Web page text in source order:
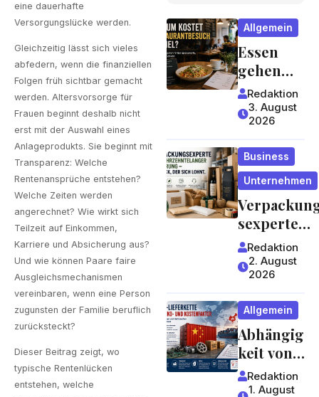
eine dauerhafte
Versorgungslücke werden.
Gleichzeitig lässt sich vieles
abfedern, wenn die finanziellen
Folgen früh sichtbar gemacht
werden. Altersvorsorge für
Frauen beginnt deshalb nicht
erst mit der Auswahl eines
Anlageprodukts. Sie beginnt mit
Transparenz: Welche
Rentenansprüche entstehen?
Welche Zeiten werden
angerechnet? Wie wirkt sich
Teilzeit auf Einkommen,
Karriere und Absicherung aus?
Und wie können Paare faire
Ausgleichsmechanismen
vereinbaren, wenn eine Person
zugunsten der Familie beruflich
zurücksteckt?
Dieser Beitrag zeigt, wo
typische Rentenlücken
entstehen, welche
ng und
Zeitplan
achten
sollten
Allgemein
Essen
gehen
wird zum
Luxus?
Wie
Gastrono
miepreis
e
entstehe
n und
worauf
Gäste
achten
Redaktion
3. August
2026
Business
Unternehmen
sexperte
mit
jahrzehntel
anger
Erfahrung
ein Blick,
der sich
lohnt
Redaktion
2. August
2026
Allgemein
Abhängig
keit von
China:
Welche
Redaktion
1. August